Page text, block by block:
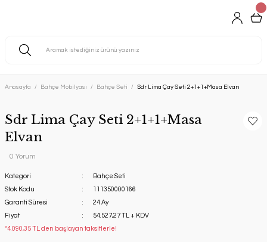
Anasayfa Bahçe Mobilyası Bahçe Seti Sdr Lima Çay Seti 2+1+1+Masa Elvan
Sdr Lima Çay Seti 2+1+1+Masa
Elvan
0 Yorum
Kategori
Bahçe Seti
Stok Kodu
111350000166
Garanti Süresi
24 Ay
Fiyat
54.527,27 TL + KDV
*4.090,35 TL den başlayan taksitlerle!